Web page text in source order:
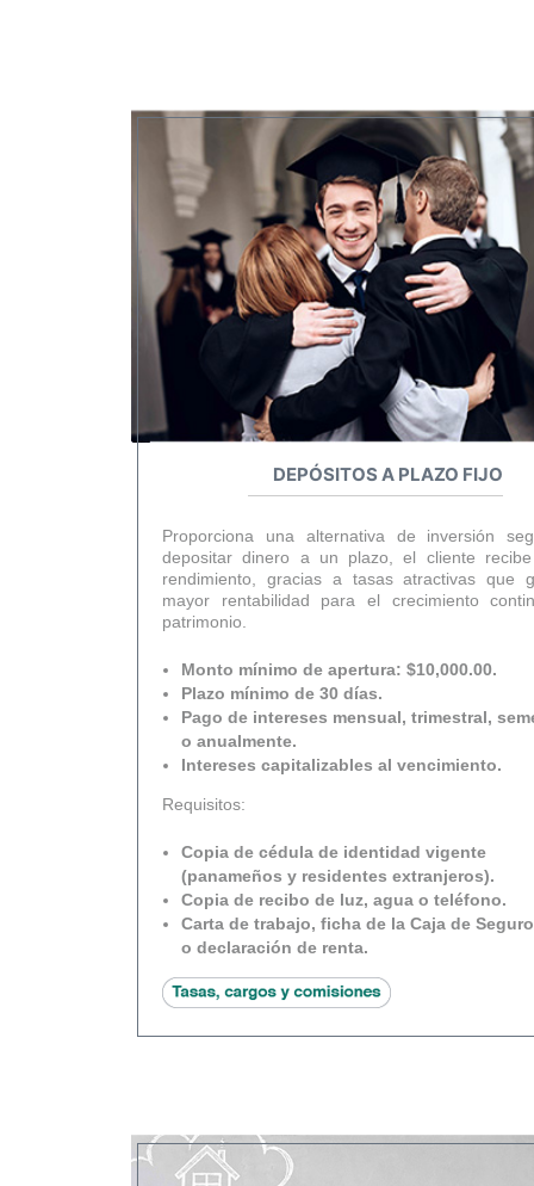
DEPÓSITOS A PLAZO FIJO
Proporciona una alternativa de inversión
depositar dinero a un plazo, el cliente
rendimiento, gracias a tasas atractivas que
mayor rentabilidad para el crecimiento
patrimonio.
Monto mínimo de apertura: $10,000.00.
Plazo mínimo de 30 días.
Pago de intereses mensual, trimestral,
o anualmente.
Intereses capitalizables al vencimiento.
Requisitos:
Copia de cédula de identidad vigente
(panameños y residentes extranjeros).
Copia de recibo de luz, agua o teléfono.
Carta de trabajo, ficha de la Caja de
o declaración de renta.